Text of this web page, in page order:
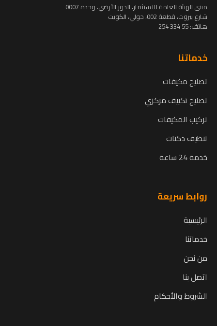
مبنى الهيئة العامة للاستثمار، الدور الأرضي، وحدة 0007
شارع بيروت، قطعة 002، حولي، الكويت
هاتف:55 334 254
خدماتنا
تصليح مكيفات
تصليح تكييف مركزي
تركيب المكيفات
تنظيف دكتات
خدمة 24 ساعة
روابط سريعة
الرئيسية
خدماتنا
من نحن
اتصل بنا
الشروط والأحكام